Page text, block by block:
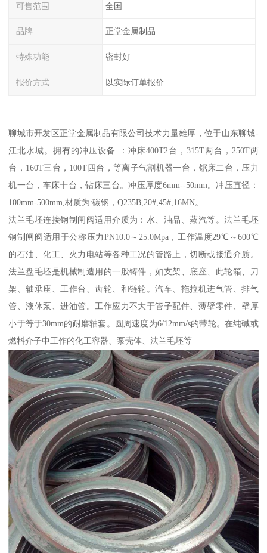
可售范围 全国
品牌 正堂金属制品
特殊功能 密封好
报价方式 以实际订单报价
聊城市开发区正堂金属制品有限公司技术力量雄厚，位于山东聊城-
江北水城。拥有的冲压设备 ：冲床400T2台，315T两台，250T两
台，160T三台，100T四台，等离子气割机器一台，锯床二台，压力
机一台，车床十台，钻床三台。冲压厚度6mm--50mm。冲压直径：
100mm-500mm,材质为:碳钢，Q235B,20#,45#,16MN。
法兰毛坯连接钢制闸阀适用介质为：水、油品、蒸汽等。法兰毛坯
钢制闸阀适用于公称压力PN10.0～25.0Mpa，工作温度29℃～600℃
的石油、化工、火力电站等各种工况的管路上，切断或接通介质。
法兰盘毛坯是机械制造用的一般铸件，如支架、底座、此轮箱、刀
架、轴承座、工作台、齿轮、和链轮。汽车、拖拉机进气管、排气
管、液体泵、进油管。工作应力不大于管子配件、薄壁零件、壁厚
小于等于30mm的耐磨轴套。圆周速度为6/12mm/s的带轮。在纯碱或
燃料介子中工作的化工容器、泵壳体、法兰毛坯等